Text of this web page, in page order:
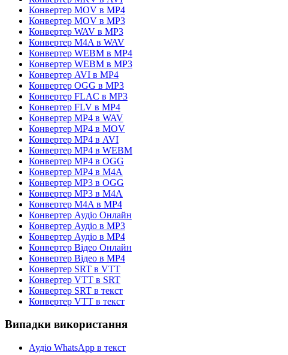
Конвертер MOV в MP4
Конвертер MOV в MP3
Конвертер WAV в MP3
Конвертер M4A в WAV
Конвертер WEBM в MP4
Конвертер WEBM в MP3
Конвертер AVI в MP4
Конвертер OGG в MP3
Конвертер FLAC в MP3
Конвертер FLV в MP4
Конвертер MP4 в WAV
Конвертер MP4 в MOV
Конвертер MP4 в AVI
Конвертер MP4 в WEBM
Конвертер MP4 в OGG
Конвертер MP4 в M4A
Конвертер MP3 в OGG
Конвертер MP3 в M4A
Конвертер M4A в MP4
Конвертер Аудіо Онлайн
Конвертер Аудіо в MP3
Конвертер Аудіо в MP4
Конвертер Відео Онлайн
Конвертер Відео в MP4
Конвертер SRT в VTT
Конвертер VTT в SRT
Конвертер SRT в текст
Конвертер VTT в текст
Випадки використання
Аудіо WhatsApp в текст